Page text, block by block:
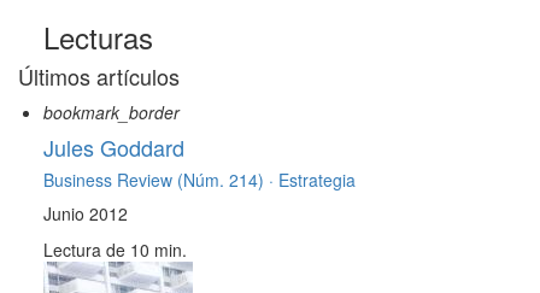
Lecturas
Últimos artículos
bookmark_border
Jules Goddard
Business Review (Núm. 214) · Estrategia
Junio 2012
Lectura de 10 min.